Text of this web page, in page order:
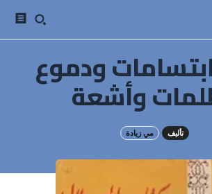
ودموع
وأشعة
تأليف مي زيادة